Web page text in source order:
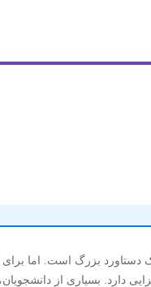
دستاورد بزرگ است. اما
دارد. بسیاری از